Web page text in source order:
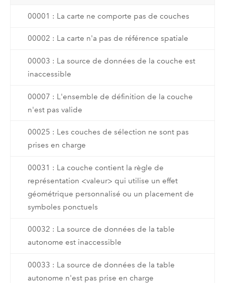
00001 : La carte ne comporte pas de couches
00002 : La carte n'a pas de référence spatiale
00003 : La source de données de la couche est
inaccessible
00007 : L'ensemble de définition de la couche
n'est pas valide
00025 : Les couches de sélection ne sont pas
prises en charge
00031 : La couche contient la règle de
représentation <valeur> qui utilise un effet
géométrique personnalisé ou un placement de
symboles ponctuels
00032 : La source de données de la table
autonome est inaccessible
00033 : La source de données de la table
autonome n'est pas prise en charge